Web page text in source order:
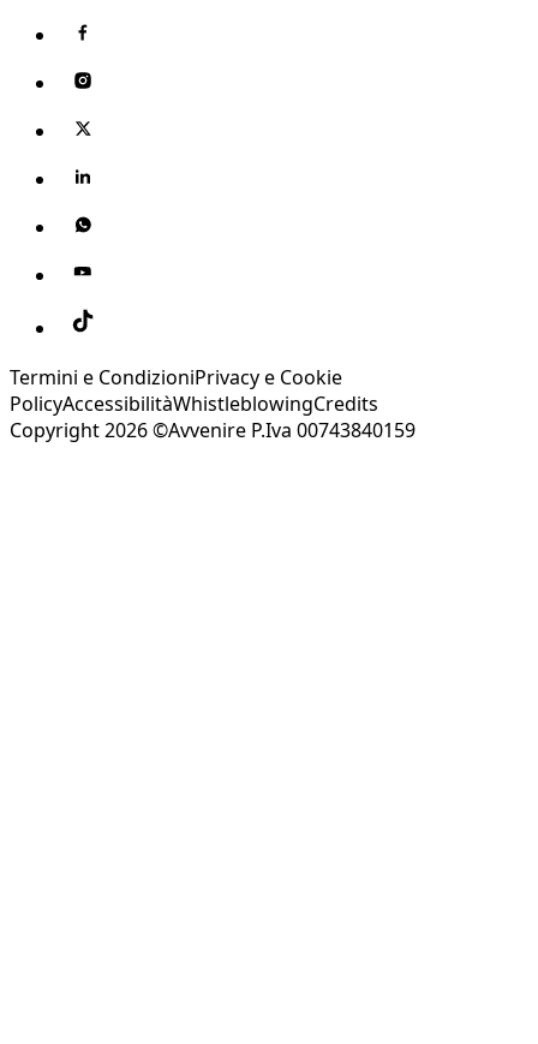
Termini e CondizioniPrivacy e Cookie
PolicyAccessibilitàWhistleblowingCredits
Copyright 2026 ©Avvenire P.Iva 00743840159